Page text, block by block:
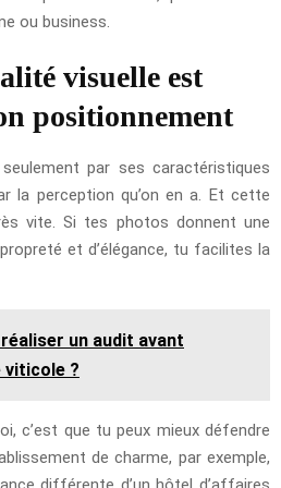
ou business.
visuelle est
positionnement
par ses caractéristiques
la perception qu’on en a. Et cette
vite. Si tes photos donnent une
et d’élégance, tu facilites la
un audit avant
viticole ?
c’est que tu peux mieux défendre
de charme, par exemple,